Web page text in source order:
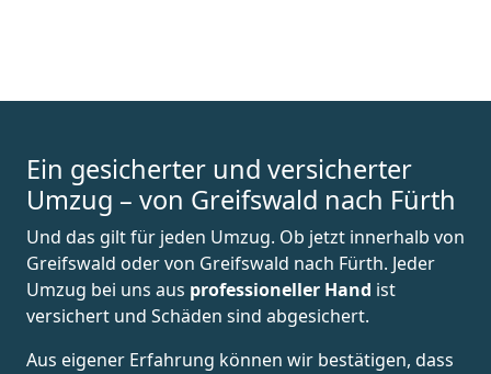
Ein gesicherter und versicherter
Umzug – von Greifswald nach Fürth
Und das gilt für jeden Umzug. Ob jetzt innerhalb von
Greifswald oder von Greifswald nach Fürth. Jeder
Umzug bei uns aus professioneller Hand ist
versichert und Schäden sind abgesichert.
Aus eigener Erfahrung können wir bestätigen, dass